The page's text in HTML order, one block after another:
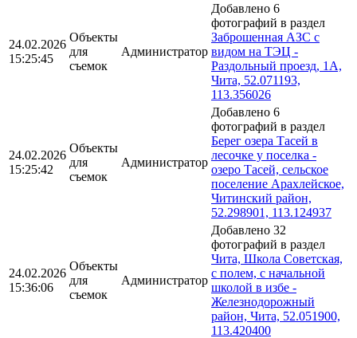
24.02.2026
15:25:45
Объекты
для
съемок
Администратор
Добавлено 6
фотографий в раздел
Заброшенная АЗС с
видом на ТЭЦ -
Раздольный проезд, 1А,
Чита, 52.071193,
113.356026
24.02.2026
15:25:42
Объекты
для
съемок
Администратор
Добавлено 6
фотографий в раздел
Берег озера Тасей в
лесочке у поселка -
озеро Тасей, сельское
поселение Арахлейское,
Читинский район,
52.298901, 113.124937
24.02.2026
15:36:06
Объекты
для
съемок
Администратор
Добавлено 32
фотографий в раздел
Чита, Школа Советская,
с полем, с начальной
школой в избе -
Железнодорожный
район, Чита, 52.051900,
113.420400